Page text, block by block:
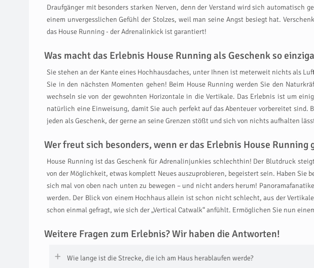
Draufgänger mit besonders starken Nerven, denn der Verstand wird sich
einem unvergesslichen Gefühl der Stolzes, weil man seine Angst besiegt hat.
das House Running - der Adrenalinkick ist garantiert!
Was macht das Erlebnis House Running als Geschenk so
Sie stehen an der Kante eines Hochhausdaches, unter Ihnen ist meterweit nichts als
Sie in den nächsten Momenten gehen! Beim House Running werden Sie den
wechseln sie von der gewohnten Horizontale in die Vertikale. Das Erlebnis ist um
natürlich eine Einweisung, damit Sie auch perfekt auf das Abenteuer vorbereitet sind.
jeden als Geschenk, der gerne an seine Grenzen stößt und sich von nichts aufhalten
Wer freut sich besonders, wenn er das Erlebnis House Running
House Running ist das Geschenk für Adrenalinjunkies schlechthin! Der Blutdruck
von der Möglichkeit, etwas komplett Neues auszuprobieren, begeistert sein. Haben
sich mal von oben nach unten zu bewegen – und nicht anders herum!
werden. Der Blick von einem Hochhaus allein ist schon nicht schlecht, aus der
schon einmal gefragt, wie sich der „Vertical Catwalk“ anfühlt. Ermöglichen Sie nun
Weitere Fragen zum Erlebnis? Wir haben die Antworten!
Wie lange ist die Strecke, die ich am Haus herablaufen werde?